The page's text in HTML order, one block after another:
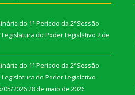
do 1° Período da 2°Sessão
Legislatura do Poder Legislativo 2 de
do 1° Período da 2°Sessão
Legislatura do Poder Legislativo
05/202628 de maio de 2026